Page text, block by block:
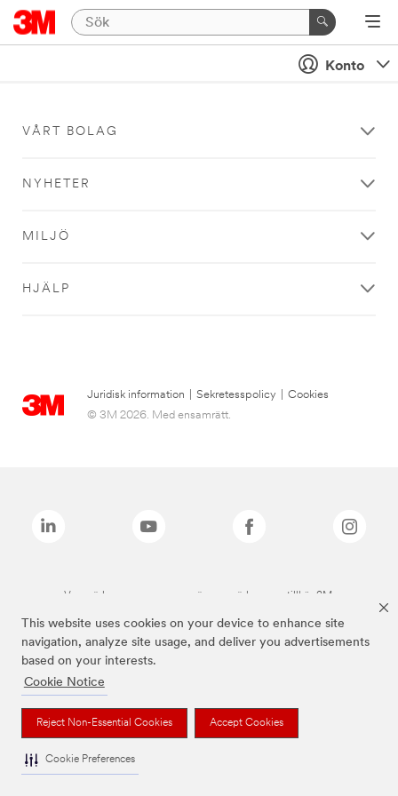
This website uses cookies on your device to enhance site
navigation, analyze site usage, and deliver you advertisements
based on your interests.
Cookie Notice
Reject Non-Essential Cookies Accept Cookies
Cookie Preferences
Konto
VÅRT BOLAG
NYHETER
MILJÖ
HJÄLP
Juridisk information Sekretesspolicy
Cookies
© 3M 2026. Med ensamrätt.
Varumärken som anges ovan är varumärken som tillhör 3M.